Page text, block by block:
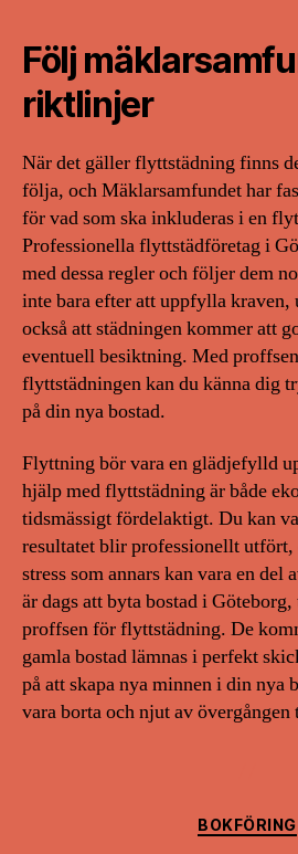
Följ
riktlinjer
När det gäller flyttstädning finns
följa, och Mäklarsamfundet har
för vad som ska inkluderas i en
Professionella flyttstädföretag i
med dessa regler och följer dem
inte bara efter att uppfylla kraven,
också att städningen kommer att
eventuell besiktning. Med
flyttstädningen kan du känna dig
på din nya bostad.
Flyttning bör vara en glädjefylld
hjälp med flyttstädning är både
tidsmässigt fördelaktigt. Du kan
resultatet blir professionellt utfört,
stress som annars kan vara en del
är dags att byta bostad i
proffsen för flyttstädning. De
gamla bostad lämnas i perfekt
på att skapa nya minnen i din nya
vara borta och njut av
BOKFÖRING